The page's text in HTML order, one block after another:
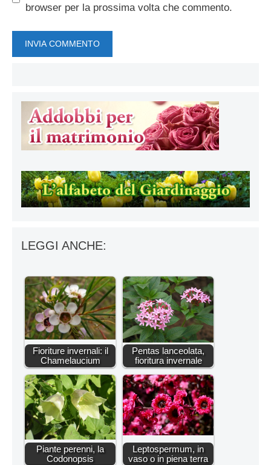
browser per la prossima volta che commento.
LEGGI ANCHE:
Fioriture invernali: il
Chamelaucium
Pentas lanceolata,
fioritura invernale
Piante perenni, la
Codonopsis
Leptospermum, in
vaso o in piena terra